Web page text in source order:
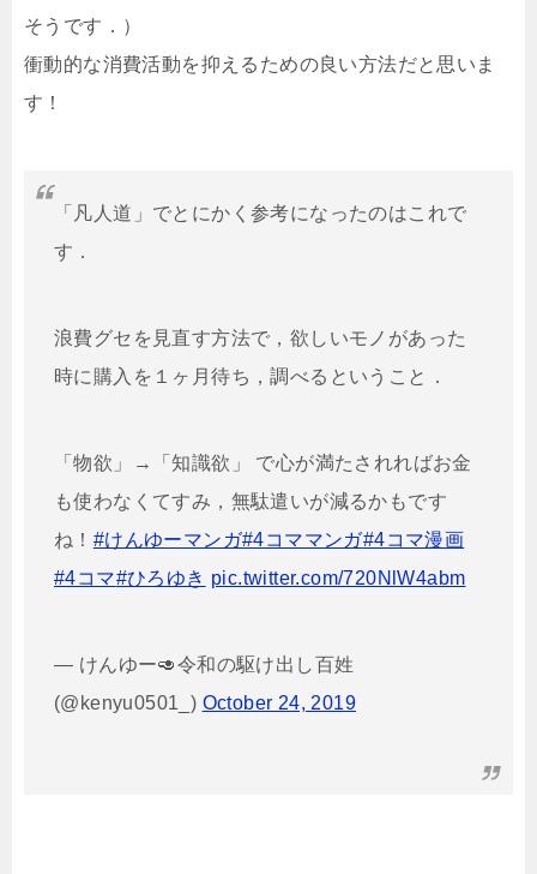
そうです．）
衝動的な消費活動を抑えるための良い方法だと思いま
す！
「凡人道」でとにかく参考になったのはこれで
す．
浪費グセを見直す方法で，欲しいモノがあった
時に購入を１ヶ月待ち，調べるということ．
「物欲」→「知識欲」 で心が満たされればお金
も使わなくてすみ，無駄遣いが減るかもです
ね！ #けんゆーマンガ#4コママンガ#4コマ漫画
#4コマ#ひろゆき pic.twitter.com/720NlW4abm
— けんゆー🥑令和の駆け出し百姓
(@kenyu0501_) October 24, 2019